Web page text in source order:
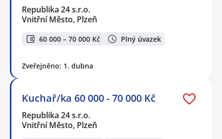
Republika 24 s.r.o.
Vnitřní Město, Plzeň
60 000 – 70 000 Kč Plný úvazek
Zveřejněno: 1. dubna
Kuchař/ka 60 000 - 70 000 Kč
Republika 24 s.r.o.
Vnitřní Město, Plzeň